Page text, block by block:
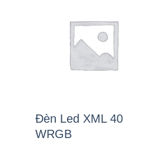
Đèn Led XML 40
WRGB